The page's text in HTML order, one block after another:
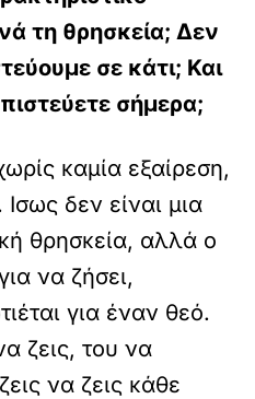
τη θρησκεία; Δεν
σε κάτι; Και
σήμερα;
καμία εξαίρεση,
δεν είναι μια
θρησκεία, αλλά ο
να ζήσει,
για έναν θεό.
ζεις, του να
να ζεις κάθε